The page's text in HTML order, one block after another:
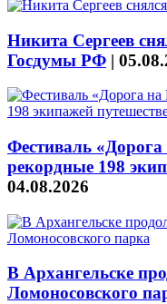
Никита Сергеев
Госдумы РФ |
Фестиваль «Дорога
рекордные 198
04.08.2026
В Архангельске
Ломоносовского